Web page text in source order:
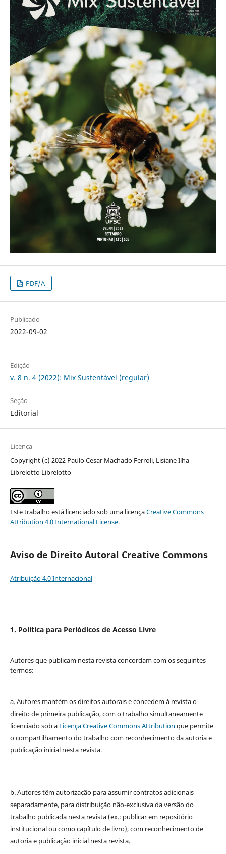
PDF/A
Publicado
2022-09-02
Edição
v. 8 n. 4 (2022): Mix Sustentável (regular)
Seção
Editorial
Licença
Copyright (c) 2022 Paulo Cesar Machado Ferroli, Lisiane Ilha
Librelotto Librelotto
Este trabalho está licenciado sob uma licençaCreative Commons
Attribution 4.0 International License.
Aviso de Direito Autoral Creative Commons
Atribuição 4.0 Internacional
1. Política para Periódicos de Acesso Livre
Autores que publicam nesta revista concordam com os seguintes
termos:
a. Autores mantém os direitos autorais e concedem à revista o
direito de primeira publicação, com o trabalho simultaneamente
licenciado sob a Licença Creative Commons Attribution que permite
o compartilhamento do trabalho com reconhecimento da autoria e
publicação inicial nesta revista.
b. Autores têm autorização para assumir contratos adicionais
separadamente, para distribuição não-exclusiva da versão do
trabalho publicada nesta revista (ex.: publicar em repositório
institucional ou como capítulo de livro), com reconhecimento de
autoria e publicação inicial nesta revista.